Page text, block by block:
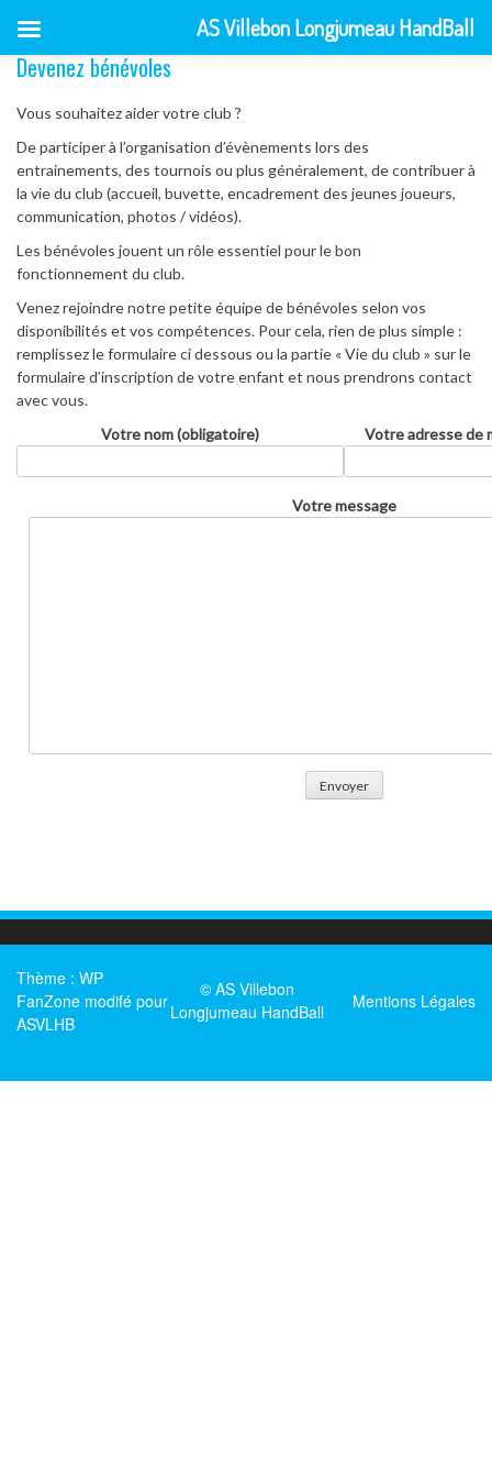
Skip
content
Devenez bénévoles
Vous souhaitez aider votre club ?
De participer à l’organisation d’évènements lors des
entrainements, des tournois ou plus généralement, de contribuer à
la vie du club (accueil, buvette, encadrement des jeunes joueurs,
communication, photos / vidéos).
Les bénévoles jouent un rôle essentiel pour le bon
fonctionnement du club.
Venez rejoindre notre petite équipe de bénévoles selon vos
disponibilités et vos compétences. Pour cela, rien de plus simple :
remplissez le formulaire ci dessous ou la partie « Vie du club » sur le
formulaire d’inscription de votre enfant et nous prendrons contact
avec vous.
Votre nom (obligatoire)
Votre adresse de
Votre message
Thème : WP
FanZone modifé pour
ASVLHB
© AS Villebon
Longjumeau HandBall
Mentions Légales
AS Villebon Longjumeau HandBall